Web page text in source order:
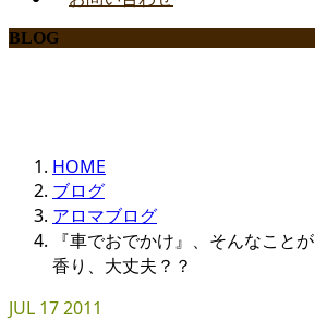
BLOG
HOME
ブログ
アロマブログ
『車でおでかけ』、そんなこと
香り、大丈夫？？
JUL 172011